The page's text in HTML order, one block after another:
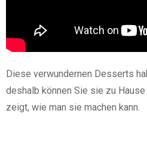
Diese verwundernen Desserts
deshalb können Sie sie zu
zeigt, wie man sie machen kann.